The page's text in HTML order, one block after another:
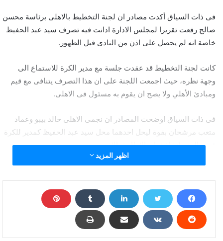
فى ذات السياق أكدت مصادر ان لجنة التخطيط بالاهلى برئاسة محسن
صالح رفعت تقريرا لمجلس الادارة ادانت فيه تصرف سيد عبد الحفيظ
خاصة انه لم يحصل على اذن من النادى قبل الظهور.
كانت لجنة التخطيط قد عقدت جلسة مع مدير الكرة للاستماع الى
وجهة نظره، حيث اجمعت اللجنة على ان هذا التصرف يتنافى مع قيم
ومبادئ الأهلي ولا يصح ان يقوم به مسئول فى الاهلى.
فى ذات السياق اوضحت المصادر ان نجمى الاهلى خالد بيبو وعماد
متعب مرشحان بقوة ليحل احدهما محل سيد عبد الحفيظ كمدير للكرة
فى حال تم اتخاذ قرار بالاطاحة بالاخير.
الغضب داخل الاهلى نظرا للمنصب الهام الذى يشغله، خاصة ان ضيوف
البرنامج يحصلون على مبالغ مالية غير المضايقات والاهانات اثناء
التصوير.
اظهر المزيد